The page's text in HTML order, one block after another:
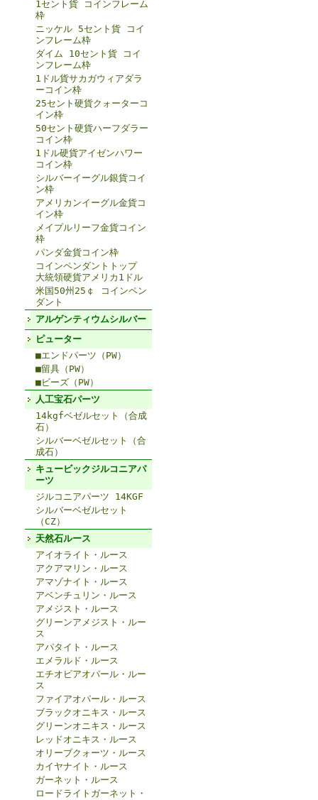
1セント貨 コインフレーム
枠
ニッケル 5セント貨 コイ
ンフレーム枠
ダイム 10セント貨 コイ
ンフレーム枠
1ドル貨サカガウィアダラ
ーコイン枠
25セント硬貨クォーターコ
イン枠
50セント硬貨ハーフダラー
コイン枠
1ドル硬貨アイゼンハワー
コイン枠
シルバーイーグル銀貨コイ
ン枠
アメリカンイーグル金貨コ
イン枠
メイプルリーフ金貨コイン
枠
パンダ金貨コイン枠
コインペンダントトップ
大統領硬貨アメリカ1ドル
米国50州25￠ コインペン
ダント
アルゲンティウムシルバー
ピューター
■エンドパーツ（PW）
■留具（PW）
■ビーズ（PW）
人工宝石パーツ
14kgfベゼルセット（合成
石）
シルバーベゼルセット（合
成石）
キュービックジルコニアパ
ーツ
ジルコニアパーツ 14KGF
シルバーベゼルセット
（CZ）
天然石ルース
アイオライト・ルース
アクアマリン・ルース
アマゾナイト・ルース
アベンチュリン・ルース
アメジスト・ルース
グリーンアメジスト・ルー
ス
アパタイト・ルース
エメラルド・ルース
エチオピアオパール・ルー
ス
ファイアオパール・ルース
ブラックオニキス・ルース
グリーンオニキス・ルース
レッドオニキス・ルース
オリーブクォーツ・ルース
カイヤナイト・ルース
ガーネット・ルース
ロードライトガーネット・